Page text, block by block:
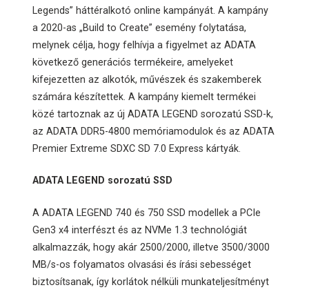
Legends” háttéralkotó online kampányát. A kampány
a 2020-as „Build to Create” esemény folytatása,
melynek célja, hogy felhívja a figyelmet az ADATA
következő generációs termékeire, amelyeket
kifejezetten az alkotók, művészek és szakemberek
számára készítettek. A kampány kiemelt termékei
közé tartoznak az új ADATA LEGEND sorozatú SSD-k,
az ADATA DDR5-4800 memóriamodulok és az ADATA
Premier Extreme SDXC SD 7.0 Express kártyák.
ADATA LEGEND sorozatú SSD
A ADATA LEGEND 740 és 750 SSD modellek a PCIe
Gen3 x4 interfészt és az NVMe 1.3 technológiát
alkalmazzák, hogy akár 2500/2000, illetve 3500/3000
MB/s-os folyamatos olvasási és írási sebességet
biztosítsanak, így korlátok nélküli munkateljesítményt